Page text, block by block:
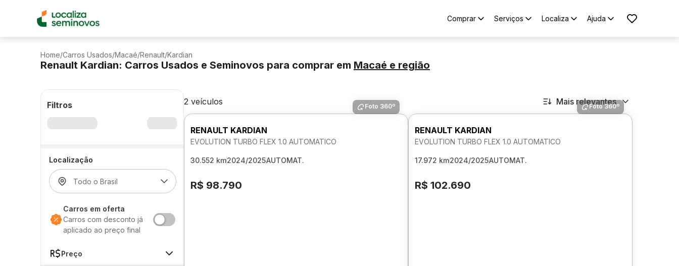
Comprar Serviços Localiza Ajuda
Home/Carros Usados/Macaé/Renault/Kardian
Renault Kardian: Carros Usados e Seminovos para comprar em Macaé e região
Filtros
Localização
Carros em oferta
Carros com desconto já
aplicado ao preço final
Preço
2 veículos Mais relevantes
Foto 360º
RENAULT KARDIAN
EVOLUTION TURBO FLEX 1.0 AUTOMATICO
30.552 km2024/2025AUTOMAT.
R$ 98.790
Foto 360º
RENAULT KARDIAN
EVOLUTION TURBO FLEX 1.0 AUTOMATICO
17.972 km2024/2025AUTOMAT.
R$ 102.690